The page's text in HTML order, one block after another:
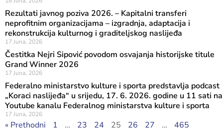
Rezultati javnog poziva 2026. – Kapitalni transferi
neprofitnim organizacijama – izgradnja, adaptacija i
rekonstrukcija kulturnog i graditeljskog naslijeđa
17 Juna, 2026
Čestitka Nejri Sipović povodom osvajanja historijske titule
Grand Winner 2026
17 Juna, 2026
Federalno ministarstvo kulture i sporta predstavlja podcast
„Koraci naslijeđa“ u srijedu, 17. 6. 2026. godine u 11 sati na
Youtube kanalu Federalnog ministarstva kulture i sporta
17 Juna, 2026
« Prethodni 1 … 23 24 25 26 27 …
465